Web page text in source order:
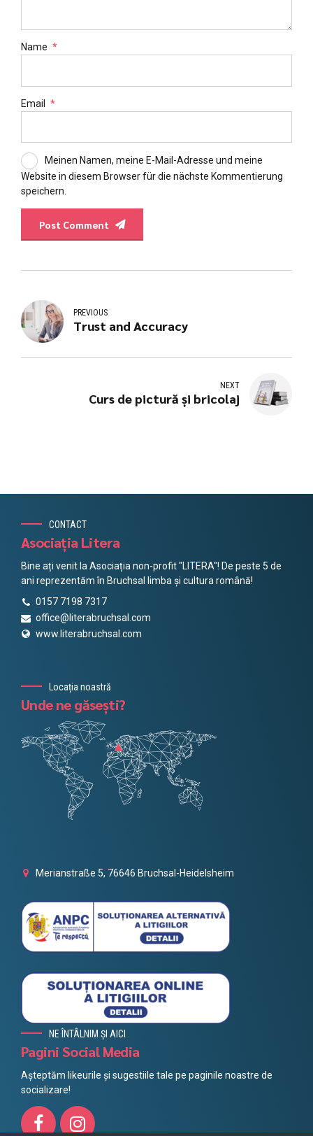
Name *
Email *
Meinen Namen, meine E-Mail-Adresse und meine
Website in diesem Browser für die nächste Kommentierung
speichern.
Post Comment
PREVIOUS
Trust and Accuracy
NEXT
Curs de pictură și bricolaj
CONTACT
Asociația Litera
Bine ați venit la Asociația non-profit "LITERA"! De peste 5 de
ani reprezentăm în Bruchsal limba și cultura română!
0157 7198 7317
office@literabruchsal.com
www.literabruchsal.com
Locația noastră
Unde ne găsești?
Merianstraße 5, 76646 Bruchsal-Heidelsheim
NE ÎNTÂLNIM ȘI AICI
Pagini Social Media
Așteptăm likeurile și sugestiile tale pe paginile noastre de
socializare!